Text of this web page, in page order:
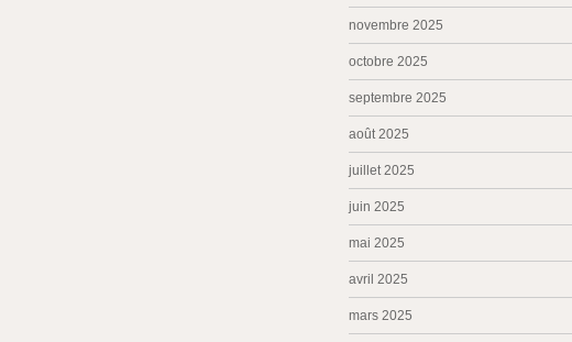
novembre 2025
octobre 2025
septembre 2025
août 2025
juillet 2025
juin 2025
mai 2025
avril 2025
mars 2025